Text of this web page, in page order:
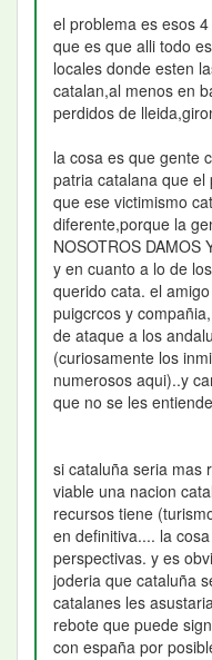
el problema es esos
que es que alli todo
locales donde esten
catalan,al menos en
perdidos de
la cosa es que gente
patria catalana que el
que ese victimismo
diferente,porque la
NOSOTROS DAMOS
y en cuanto a lo de
querido cata. el
puigcrcos y
de ataque a los
(curiosamente los
numerosos aqui)..y
que no se les
si cataluña seria mas
viable una nacion
recursos tiene
en definitiva.... la
perspectivas. y es
joderia que cataluña
catalanes les
rebote que puede
con españa por